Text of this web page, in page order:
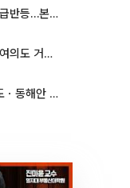
[베스트&워스트] 코스닥 10% 급반등…본느, 최대주주 변경 기대에 270% 폭등
'국책은행 3사' 직원들, 다음주 여의도 거리 나서는 까닭은
폭염에 폭우까지⋯낮 최고 37도ㆍ동해안 강한 비 [날씨]